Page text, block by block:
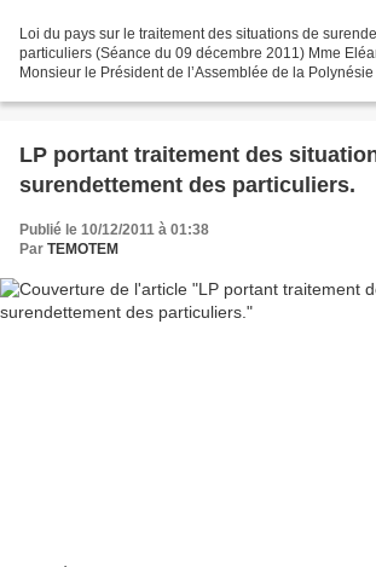
Loi du pays sur le traitement des situations de
particuliers (Séance du 09 décembre 2011) Mme
Monsieur le Président de l’Assemblée de la
LP portant traitement des
surendettement des particuliers.
Publié le 10/12/2011 à 01:38
Par TEMOTEM